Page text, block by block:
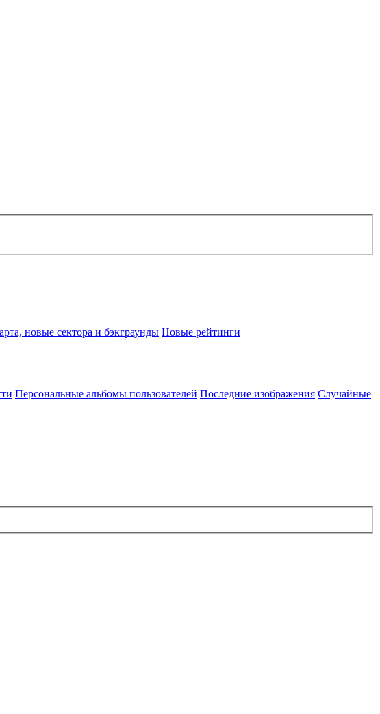
новые сектора и бэкграунды Новые рейтинги
Персональные альбомы пользователей Последние изображения Случайные